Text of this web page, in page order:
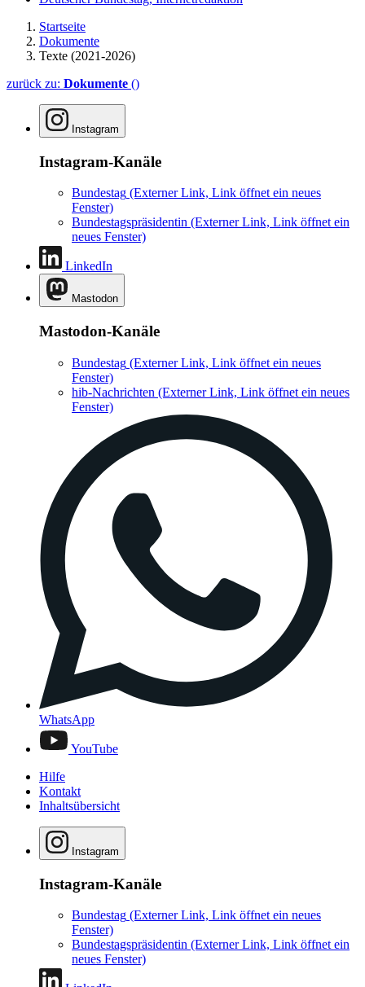
Startseite
Dokumente
Texte (2021-2026)
zurück zu: Dokumente ()
Instagram
Instagram-Kanäle
Bundestag (Externer Link, Link öffnet ein neues
Fenster)
Bundestagspräsidentin (Externer Link, Link öffnet ein
neues Fenster)
LinkedIn
Mastodon
Mastodon-Kanäle
Bundestag (Externer Link, Link öffnet ein neues
Fenster)
hib-Nachrichten (Externer Link, Link öffnet ein neues
Fenster)
WhatsApp
YouTube
Hilfe
Kontakt
Inhaltsübersicht
Instagram
Instagram-Kanäle
Bundestag (Externer Link, Link öffnet ein neues
Fenster)
Bundestagspräsidentin (Externer Link, Link öffnet ein
neues Fenster)